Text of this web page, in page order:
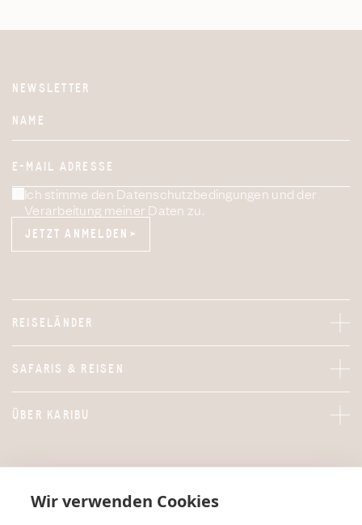
Wir verwenden Cookies
NEWSLETTER
NAME
E-MAIL ADRESSE
Ich stimme den Datenschutzbedingungen und der
Verarbeitung meiner Daten zu.
JETZT ANMELDEN
JETZT ANMELDEN
REISELÄNDER
SAFARIS & REISEN
ÜBER KARIBU